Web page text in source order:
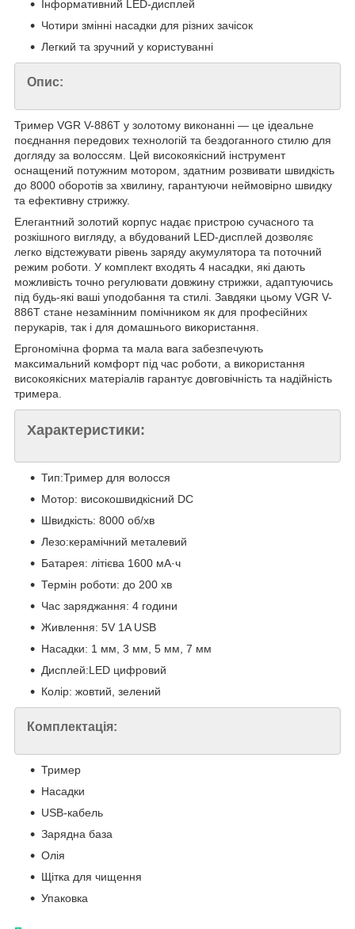
Інформативний LED-дисплей
Чотири змінні насадки для різних зачісок
Легкий та зручний у користуванні
Опис:
Тример VGR V-886T у золотому виконанні — це ідеальне
поєднання передових технологій та бездоганного стилю для
догляду за волоссям. Цей високоякісний інструмент
оснащений потужним мотором, здатним розвивати швидкість
до 8000 оборотів за хвилину, гарантуючи неймовірно швидку
та ефективну стрижку.
Елегантний золотий корпус надає пристрою сучасного та
розкішного вигляду, а вбудований LED-дисплей дозволяє
легко відстежувати рівень заряду акумулятора та поточний
режим роботи. У комплект входять 4 насадки, які дають
можливість точно регулювати довжину стрижки, адаптуючись
під будь-які ваші уподобання та стилі. Завдяки цьому VGR V-
886T стане незамінним помічником як для професійних
перукарів, так і для домашнього використання.
Ергономічна форма та мала вага забезпечують
максимальний комфорт під час роботи, а використання
високоякісних матеріалів гарантує довговічність та надійність
тримера.
Характеристики:
Тип:Тример для волосся
Мотор: високошвидкісний DC
Швидкість: 8000 об/хв
Лезо:керамічний металевий
Батарея: літієва 1600 мА·ч
Термін роботи: до 200 хв
Час заряджання: 4 години
Живлення: 5V 1A USB
Насадки: 1 мм, 3 мм, 5 мм, 7 мм
Дисплей:LED цифровий
Колір: жовтий, зелений
Комплектація:
Тример
Насадки
USB-кабель
Зарядна база
Олія
Щітка для чищення
Упаковка